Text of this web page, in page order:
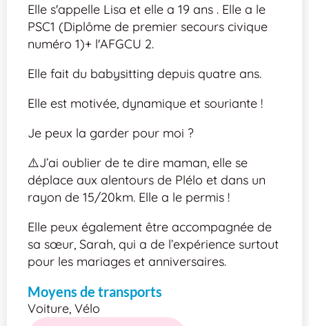
Elle s'appelle Lisa et elle a 19 ans . Elle a le
PSC1 (Diplôme de premier secours civique
numéro 1)+ l'AFGCU 2.
Elle fait du babysitting depuis quatre ans.
Elle est motivée, dynamique et souriante !
Je peux la garder pour moi ?
⚠️J’ai oublier de te dire maman, elle se
déplace aux alentours de Plélo et dans un
rayon de 15/20km. Elle a le permis !
Elle peux également être accompagnée de
sa sœur, Sarah, qui a de l’expérience surtout
pour les mariages et anniversaires.
Moyens de transports
Voiture, Vélo